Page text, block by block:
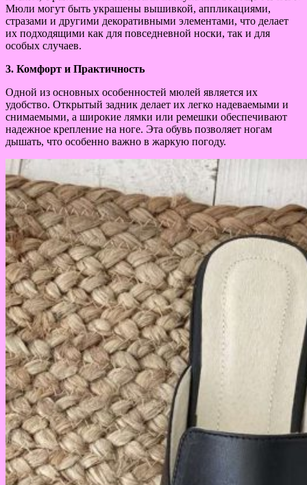
Мюли могут быть украшены вышивкой, аппликациями,
стразами и другими декоративными элементами, что делает
их подходящими как для повседневной носки, так и для
особых случаев.
3. Комфорт и Практичность
Одной из основных особенностей мюлей является их
удобство. Открытый задник делает их легко надеваемыми и
снимаемыми, а широкие лямки или ремешки обеспечивают
надежное крепление на ноге. Эта обувь позволяет ногам
дышать, что особенно важно в жаркую погоду.